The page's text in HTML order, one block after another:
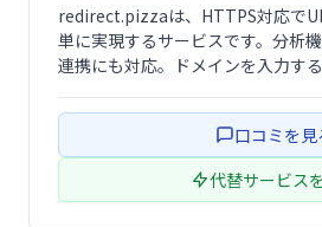
redirect.pizzaは、HTTPS対応で
単に実現するサービスです。分析
連携にも対応。ドメインを入力す
口コミを見
代替サービス